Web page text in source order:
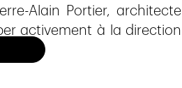
Alain Portier, architecte
activement à la direction
ainsi la troisième